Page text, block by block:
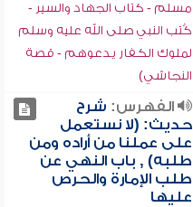
مسلم - كتاب الجهاد والسير -
كُتب النبي صلى الله عليه وسلم
لملوك الكفار يدعوهم - قصة
النجاشي)
الفهرس: شرح
حديث: (لا نستعمل
على عملنا من أراده ومن
طلبه) , باب النهي عن
طلب الإمارة والحرص
عليها